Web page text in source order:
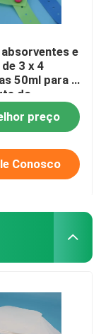
e
3 x 4
50ml para o
do
do Biohazard
preço
Conosco